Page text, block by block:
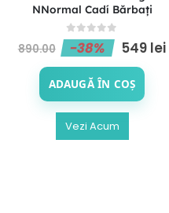
NNormal Cadí Bărbați
0out of 5
890.00 -38% 549 lei
ADAUGĂ ÎN COȘ
Vezi Acum